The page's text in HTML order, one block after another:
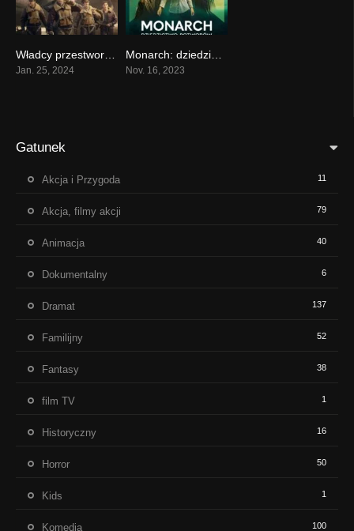
7.75
Jan. 25, 2024
8.292
Monarch: dziedzictwo potworów (2023) online oglądaj
Nov. 16, 2023
Gatunek
Akcja i Przygoda 11
Akcja, filmy akcji 79
Animacja 40
Dokumentalny 6
Dramat 137
Familijny 52
Fantasy 38
film TV 1
Historyczny 16
Horror 50
Kids 1
Komedia 100